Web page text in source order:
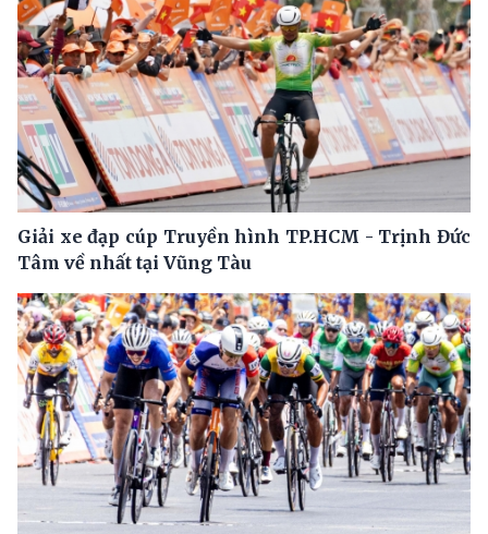
Giải xe đạp cúp Truyền hình TP.HCM - Trịnh Đức
Tâm về nhất tại Vũng Tàu